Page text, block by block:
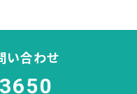
い合わせ